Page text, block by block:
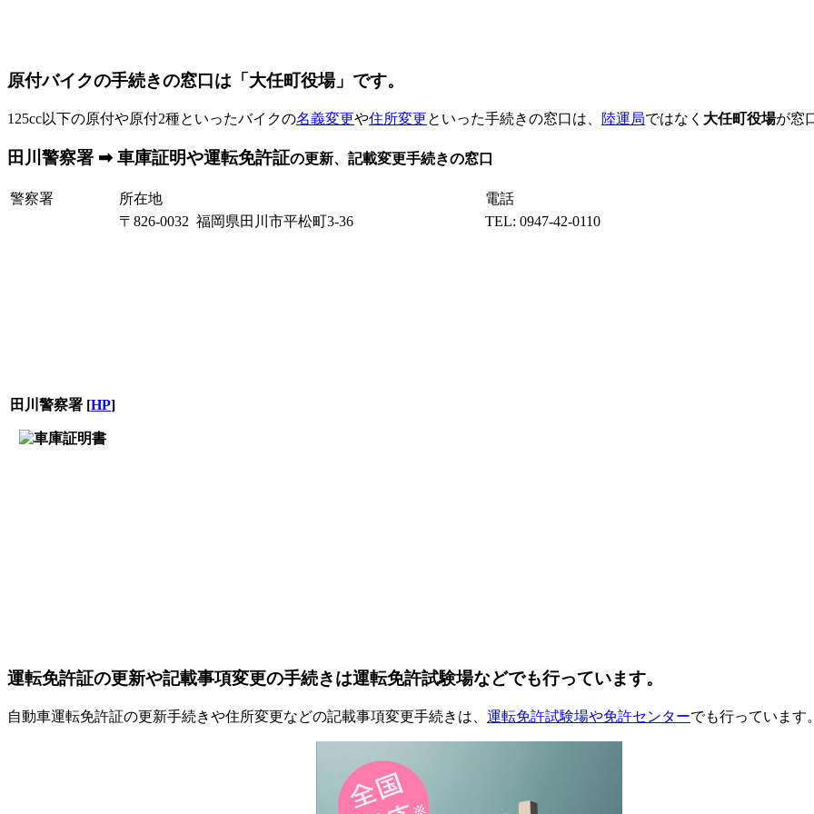
原付バイクの手続きの窓口は「大任町役場」です。
125cc以下の原付や原付2種といったバイクの名義変更や住所変更といった手続きの窓口は、 陸運局ではなく 大任町役場が窓
田川警察署 ➡ 車庫証明や運転免許証の更新、記載変更手続きの窓口
警察署 所在地 電話
田川警察署 [HP]
〒826-0032 福岡県田川市平松町3-36 TEL: 0947-42-0110
運転免許証の更新や記載事項変更の手続きは運転免許試験場などでも行っています。
自動車運転免許証の更新手続きや住所変更などの記載事項変更手続きは、 運転免許試験場や免許センターでも行っています